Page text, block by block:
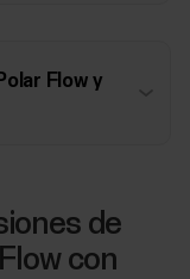
Flow y
de
con